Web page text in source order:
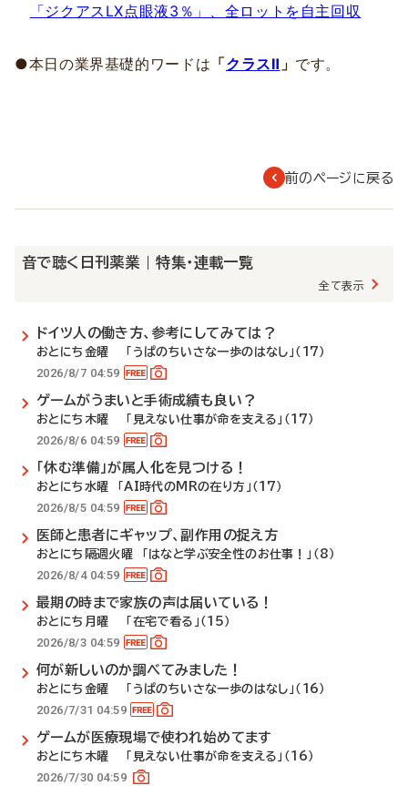
「ジクアスLX点眼液3％」、全ロットを自主回収
●本日の業界基礎的ワードは 「クラスⅡ 」 です。
前のページに戻る
音で聴く日刊薬業 | 特集・連載一覧
全て表示
ドイツ人の働き方、参考にしてみては？
おとにち金曜 「うぱのちいさな一歩のはなし」（17）
2026/8/7 04:59
ゲームがうまいと手術成績も良い？
おとにち木曜 「見えない仕事が命を支える」（17）
2026/8/6 04:59
「休む準備」が属人化を見つける！
おとにち水曜 「AI時代のMRの在り方」（17）
2026/8/5 04:59
医師と患者にギャップ、副作用の捉え方
おとにち隔週火曜 「はなと学ぶ安全性のお仕事！」（8）
2026/8/4 04:59
最期の時まで家族の声は届いている！
おとにち月曜 「在宅で看る」（15）
2026/8/3 04:59
何が新しいのか調べてみました！
おとにち金曜 「うぱのちいさな一歩のはなし」（16）
2026/7/31 04:59
ゲームが医療現場で使われ始めてます
おとにち木曜 「見えない仕事が命を支える」（16）
2026/7/30 04:59